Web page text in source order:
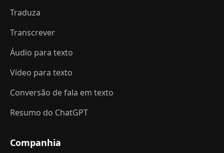
Traduza
Transcrever
Áudio para texto
Vídeo para texto
Conversão de fala em texto
Resumo do ChatGPT
Companhia